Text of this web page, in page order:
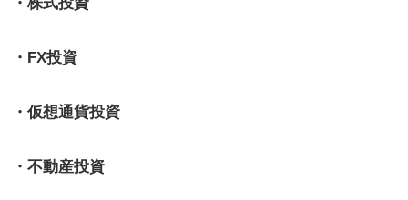
・FX投資
・仮想通貨投資
・不動産投資